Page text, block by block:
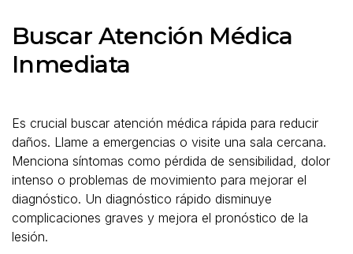
Buscar Atención Médica
Inmediata
Es crucial buscar atención médica rápida para reducir
daños. Llame a emergencias o visite una sala cercana.
Menciona síntomas como pérdida de sensibilidad, dolor
intenso o problemas de movimiento para mejorar el
diagnóstico. Un diagnóstico rápido disminuye
complicaciones graves y mejora el pronóstico de la
lesión.